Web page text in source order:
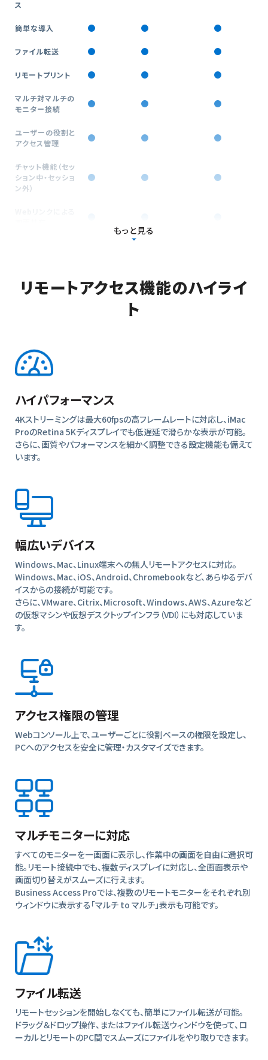
ス
簡単な導入
ファイル転送
リモートプリント
マルチ対マルチの
モニター接続
ユーザーの役割と
アクセス管理
チャット機能（セッ
ション中・セッショ
ン外）
セッション録画
リモートスタイラ
ス対応
イレクト
マイクのパススル
ー
超高音質オーディ
オ(256Kまたは
YUV4：4：4（高精
度な色再現）
Wacom Bridge
スケジュールされ
たリモートアクセ
ス
SSO,SIEMログ、
IPホワイトリスト、
クラウド録画など
の高セキュリティ
Bitdefender 搭
載 Splashtop
Antivirus （アド
オン）
IT向けのリモート
サポートライセン
スの追加可能
もっと見る
リモートアクセス機能のハイライ
ト
ハイパフォーマンス
4Kストリーミングは最大60fpsの高フレームレートに対応し、iMac
ProのRetina 5Kディスプレイでも低遅延で滑らかな表示が可能。
さらに、画質やパフォーマンスを細かく調整できる設定機能も備えて
います。
幅広いデバイス
Windows、Mac、Linux端末への無人リモートアクセスに対応。
Windows、Mac、iOS、Android、Chromebookなど、あらゆるデバ
イスからの接続が可能です。
さらに、VMware、Citrix、Microsoft、Windows、AWS、Azureなど
の仮想マシンや仮想デスクトップインフラ（VDI）にも対応していま
す。
アクセス権限の管理
Webコンソール上で、ユーザーごとに役割ベースの権限を設定し、
PCへのアクセスを安全に管理・カスタマイズできます。
マルチモニターに対応
すべてのモニターを一画面に表示し、作業中の画面を自由に選択可
能。リモート接続中でも、複数ディスプレイに対応し、全画面表示や
画面切り替えがスムーズに行えます。
Business Access Proでは、複数のリモートモニターをそれぞれ別
ウィンドウに表示する「マルチ to マルチ」表示も可能です。
ファイル転送
リモートセッションを開始しなくても、簡単にファイル転送が可能。
ドラッグ＆ドロップ操作、またはファイル転送ウィンドウを使って、ロ
ーカルとリモートのPC間でスムーズにファイルをやり取りできます。